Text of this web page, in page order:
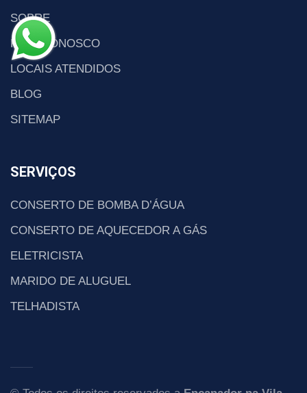
SOBRE
FALE CONOSCO
LOCAIS ATENDIDOS
BLOG
SITEMAP
SERVIÇOS
CONSERTO DE BOMBA D’ÁGUA
CONSERTO DE AQUECEDOR A GÁS
ELETRICISTA
MARIDO DE ALUGUEL
TELHADISTA